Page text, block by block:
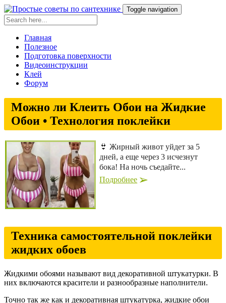
Toggle navigation
Главная
Полезное
Подготовка поверхности
Видеоинструкции
Клей
Форум
Можно ли Клеить Обои на Жидкие
Обои • Технология поклейки
👙 Жирный живот уйдет за 5
дней, а еще через 3 исчезнут
бока! На ночь съедайте...
Подробнее
Техника самостоятельной поклейки
жидких обоев
Жидкими обоями называют вид декоративной штукатурки. В
них включаются красители и разнообразные наполнители.
Точно так же как и декоративная штукатурка, жидкие обои